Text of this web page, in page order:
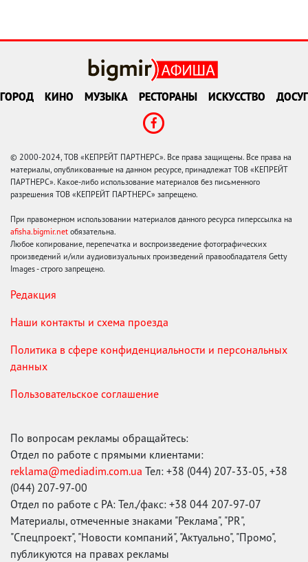
ГОРОД КИНО МУЗЫКА РЕСТОРАНЫ ИСКУССТВО ДОСУГ
© 2000-2024, ТОВ «КЕПРЕЙТ ПАРТНЕРС». Все права защищены. Все права на
материалы, опубликованные на данном ресурсе, принадлежат ТОВ «КЕПРЕЙТ
ПАРТНЕРС». Какое-либо использование материалов без письменного
разрешения ТОВ «КЕПРЕЙТ ПАРТНЕРС» запрещено.
При правомерном использовании материалов данного ресурса гиперссылка на
afisha.bigmir.net обязательна.
Любое копирование, перепечатка и воспроизведение фотографических
произведений и/или аудиовизуальных произведений правообладателя Getty
Images - строго запрещено.
Редакция
Наши контакты и схема проезда
Политика в сфере конфиденциальности и персональных
данных
Пользовательское соглашение
По вопросам рекламы обращайтесь:
Отдел по работе с прямыми клиентами:
reklama@mediadim.com.ua Тел: +38 (044) 207-33-05, +38
(044) 207-97-00
Отдел по работе с РА: Тел./факс: +38 044 207-97-07
Материалы, отмеченные знаками "Реклама", "PR",
"Спецпроект", "Новости компаний", "Актуально", "Промо",
публикуются на правах рекламы